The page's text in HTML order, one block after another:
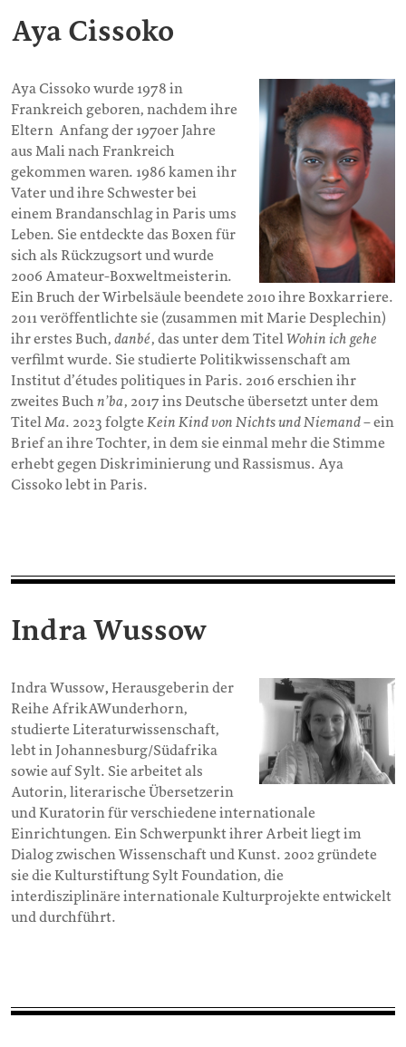
Aya Cissoko
Aya Cissoko wurde 1978 in
Frankreich geboren, nachdem ihre
Eltern Anfang der 1970er Jahre
aus Mali nach Frankreich
gekommen waren. 1986 kamen ihr
Vater und ihre Schwester bei
einem Brandanschlag in Paris ums
Leben. Sie entdeckte das Boxen für
sich als Rückzugsort und wurde
2006 Amateur-Boxweltmeisterin.
Ein Bruch der Wirbelsäule beendete 2010 ihre Boxkarriere.
2011 veröffentlichte sie (zusammen mit Marie Desplechin)
ihr erstes Buch, danbé, das unter dem TitelWohin ich gehe
verfilmt wurde. Sie studierte Politikwissenschaft am
Institut d’études politiques in Paris. 2016 erschien ihr
zweites Buchn’ba, 2017 ins Deutsche übersetzt unter dem
TitelMa. 2023 folgte Kein Kind von Nichts und Niemand– ein
Brief an ihre Tochter, in dem sie einmal mehr die Stimme
erhebt gegen Diskriminierung und Rassismus. Aya
Cissoko lebt in Paris.
Indra Wussow
Indra Wussow, Herausgeberin der
Reihe AfrikAWunderhorn,
studierte Literaturwissenschaft,
lebt in Johannesburg/Südafrika
sowie auf Sylt. Sie arbeitet als
Autorin, literarische Übersetzerin
und Kuratorin für verschiedene internationale
Einrichtungen. Ein Schwerpunkt ihrer Arbeit liegt im
Dialog zwischen Wissenschaft und Kunst. 2002 gründete
sie die Kulturstiftung Sylt Foundation, die
interdisziplinäre internationale Kulturprojekte entwickelt
und durchführt.